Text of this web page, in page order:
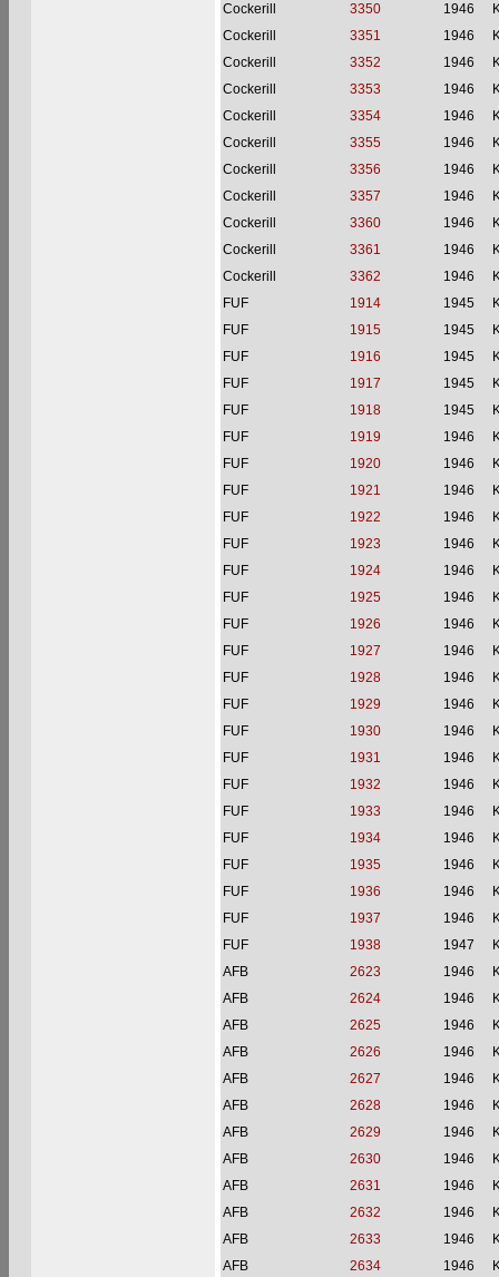
Cockerill
3350 1946
Cockerill
3351 1946
Cockerill
3352 1946
Cockerill
3353 1946
Cockerill
3354 1946
Cockerill
3355 1946
Cockerill
3356 1946
Cockerill
3357 1946
Cockerill
3360 1946
Cockerill
3361 1946
Cockerill
3362 1946
FUF
1914 1945
FUF
1915 1945
FUF
1916 1945
FUF
1917 1945
FUF
1918 1945
FUF
1919 1946
FUF
1920 1946
FUF
1921 1946
FUF
1922 1946
FUF
1923 1946
FUF
1924 1946
FUF
1925 1946
FUF
1926 1946
FUF
1927 1946
FUF
1928 1946
FUF
1929 1946
FUF
1930 1946
FUF
1931 1946
FUF
1932 1946
FUF
1933 1946
FUF
1934 1946
FUF
1935 1946
FUF
1936 1946
FUF
1937 1946
FUF
1938 1947
AFB
2623 1946
AFB
2624 1946
AFB
2625 1946
AFB
2626 1946
AFB
2627 1946
AFB
2628 1946
AFB
2629 1946
AFB
2630 1946
AFB
2631 1946
AFB
2632 1946
AFB
2633 1946
AFB
2634 1946